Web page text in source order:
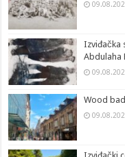
Izviđačka
Abdulaha
Wood